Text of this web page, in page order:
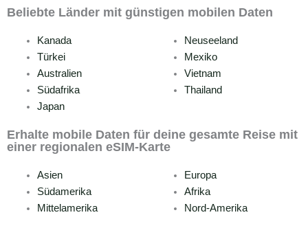
Beliebte Länder mit günstigen mobilen Daten
Kanada
Türkei
Australien
Südafrika
Japan
Neuseeland
Mexiko
Vietnam
Thailand
Erhalte mobile Daten für deine gesamte Reise mit
einer regionalen eSIM-Karte
Asien
Südamerika
Mittelamerika
Europa
Afrika
Nord-Amerika